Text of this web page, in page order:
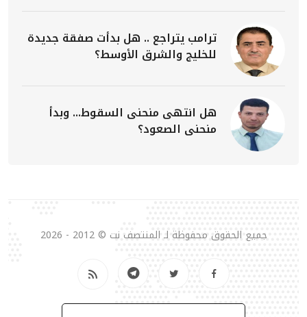
ترامب يتراجع .. هل بدأت صفقة جديدة
للخليج والشرق الأوسط؟
هل انتهى منحنى السقوط... وبدأ
منحنى الصعود؟
جميع الحقوق محفوظة لـ المنتصف نت © 2012 - 2026